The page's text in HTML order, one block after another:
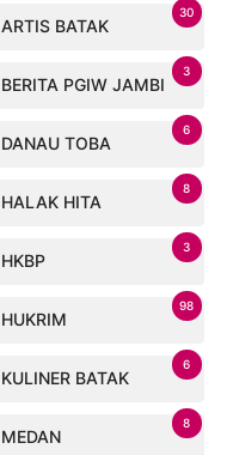
ARTIS BATAK
30
BERITA PGIW JAMBI
3
DANAU TOBA
6
HALAK HITA
8
HKBP
3
HUKRIM
98
KULINER BATAK
6
MEDAN
8